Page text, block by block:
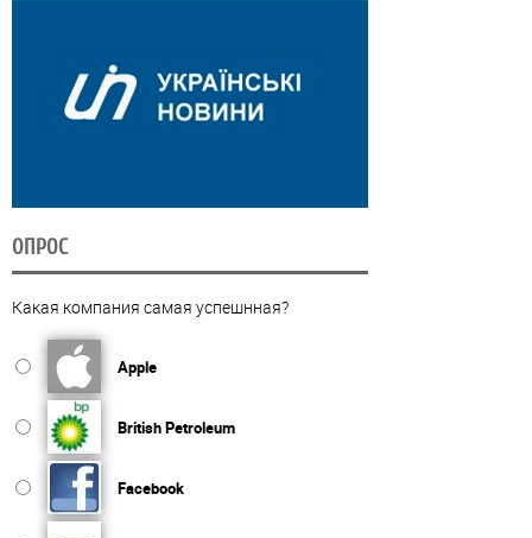
ОПРОС
Какая компания самая успешнная?
Apple
British Petroleum
Facebook